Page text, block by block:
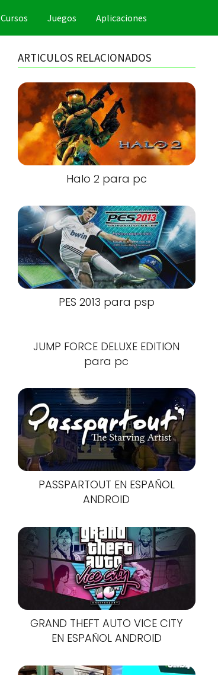
Cursos Juegos Aplicaciones
ARTICULOS RELACIONADOS
Halo 2 para pc
PES 2013 para psp
JUMP FORCE DELUXE EDITION
para pc
PASSPARTOUT EN ESPAÑOL
ANDROID
GRAND THEFT AUTO VICE CITY
EN ESPAÑOL ANDROID